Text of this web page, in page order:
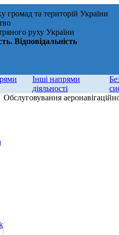
громад та територій України
руху України
Відповідальність
Інші напрями
діяльності
Обслуговування